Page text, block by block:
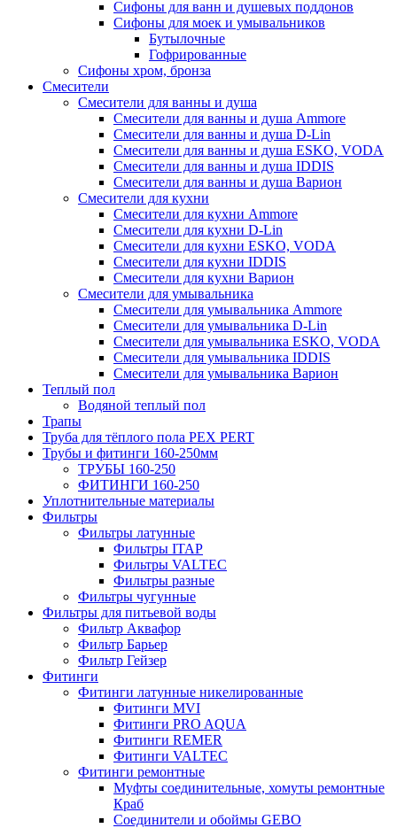
Сифоны для ванн и душевых поддонов
Сифоны для моек и умывальников
Бутылочные
Гофрированные
Сифоны хром, бронза
Смесители
Смесители для ванны и душа
Смесители для ванны и душа Ammore
Смесители для ванны и душа D-Lin
Смесители для ванны и душа ESKO, VODA
Смесители для ванны и душа IDDIS
Смесители для ванны и душа Варион
Смесители для кухни
Смесители для кухни Ammore
Смесители для кухни D-Lin
Смесители для кухни ESKO, VODA
Смесители для кухни IDDIS
Смесители для кухни Варион
Смесители для умывальника
Cмесители для умывальника Ammore
Смесители для умывальника D-Lin
Смесители для умывальника ESKO, VODA
Смесители для умывальника IDDIS
Смесители для умывальника Варион
Теплый пол
Водяной теплый пол
Трапы
Труба для тёплого пола PEX PERT
Трубы и фитинги 160-250мм
ТРУБЫ 160-250
ФИТИНГИ 160-250
Уплотнительные материалы
Фильтры
Фильтры латунные
Фильтры ITAP
Фильтры VALTEC
Фильтры разные
Фильтры чугунные
Фильтры для питьевой воды
Фильтр Аквафор
Фильтр Барьер
Фильтр Гейзер
Фитинги
Фитинги латунные никелированные
Фитинги MVI
Фитинги PRO AQUA
Фитинги REMER
Фитинги VALTEC
Фитинги ремонтные
Муфты соединительные, хомуты ремонтные
Краб
Соединители и обоймы GEBO